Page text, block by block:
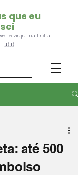
que eu
sei
e viajar na Itália
🇮🇹
até 500